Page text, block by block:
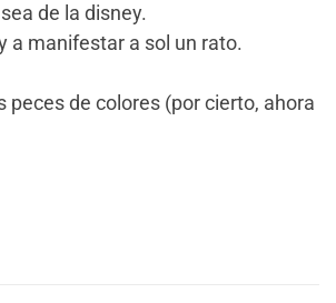
de la disney.
a manifestar a sol un rato.
peces de colores (por cierto, ahora